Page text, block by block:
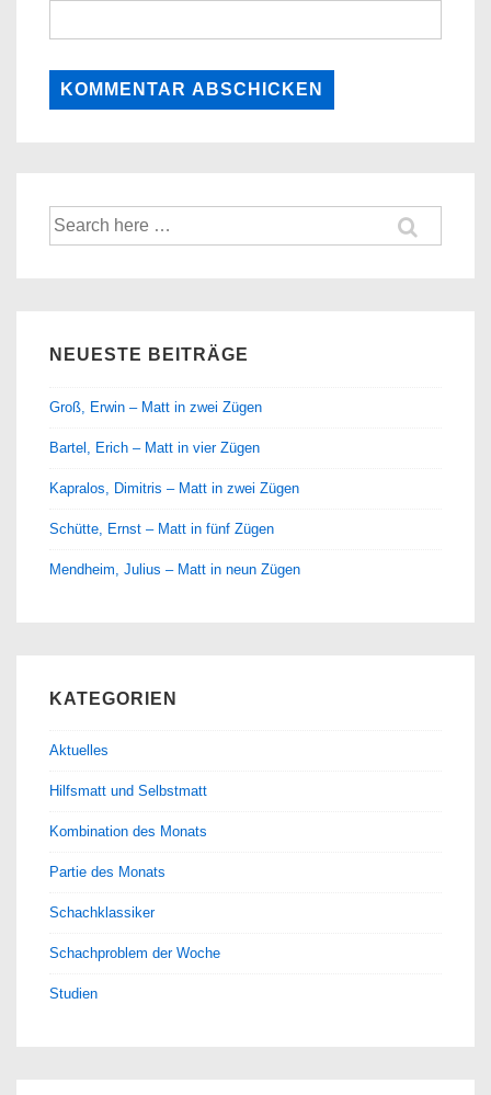
Suche
nach:
NEUESTE BEITRÄGE
Groß, Erwin – Matt in zwei Zügen
Bartel, Erich – Matt in vier Zügen
Kapralos, Dimitris – Matt in zwei Zügen
Schütte, Ernst – Matt in fünf Zügen
Mendheim, Julius – Matt in neun Zügen
KATEGORIEN
Aktuelles
Hilfsmatt und Selbstmatt
Kombination des Monats
Partie des Monats
Schachklassiker
Schachproblem der Woche
Studien